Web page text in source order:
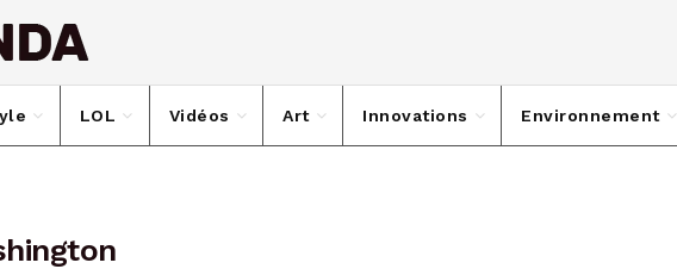
LOL Vidéos Art Innovations Environnement